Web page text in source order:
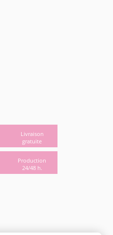
Livraison
gratuite
Production
24/48 h.